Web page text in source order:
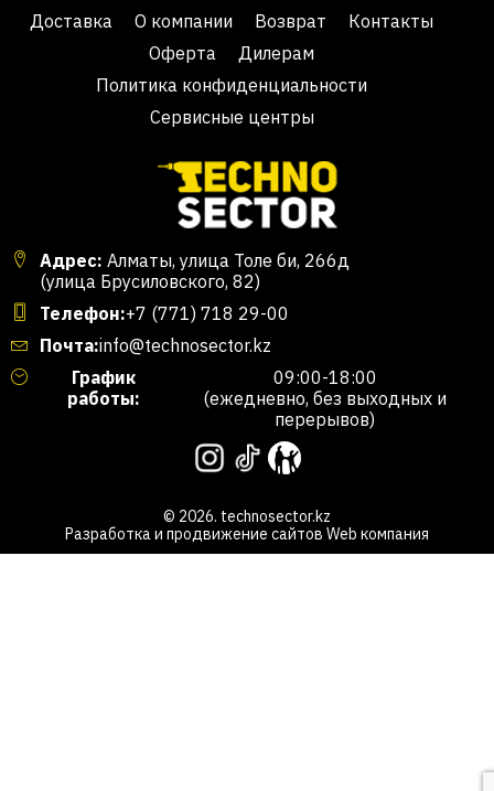
Доставка О компании Возврат
Контакты
Оферта
Дилерам
Политика конфиденциальности
Сервисные центры
Адрес: Алматы, улица Толе би, 266д
(улица Брусиловского, 82)
Телефон:+7 (771) 718 29-00
Почта:info@technosector.kz
График
работы:
09:00-18:00
(ежедневно, без выходных и
перерывов)
© 2026. technosector.kz
Разработка и продвижение сайтов Web компания